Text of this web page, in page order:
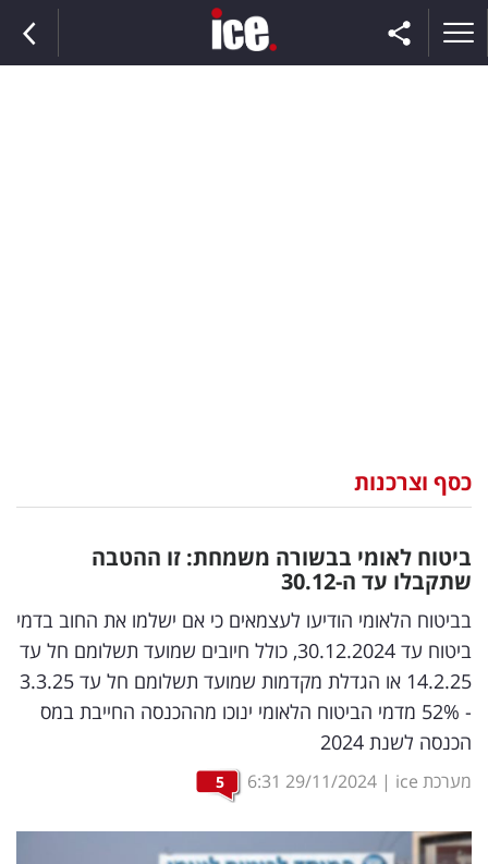
וצרכנות
דיגיטל
וטק
שיווק
ופרסום
משפט
ומחקרים
כסף וצרכנות
ביטוח לאומי בבשורה משמחת: זו ההטבה
שתקבלו עד ה-30.12
בביטוח הלאומי הודיעו לעצמאים כי אם ישלמו את החוב בדמי
ביטוח עד 30.12.2024, כולל חיובים שמועד תשלומם חל עד
14.2.25 או הגדלת מקדמות שמועד תשלומם חל עד 3.3.25
- 52% מדמי הביטוח הלאומי ינוכו מההכנסה החייבת במס
הכנסה לשנת 2024
מערכת ice |
29/11/2024
6:31
5